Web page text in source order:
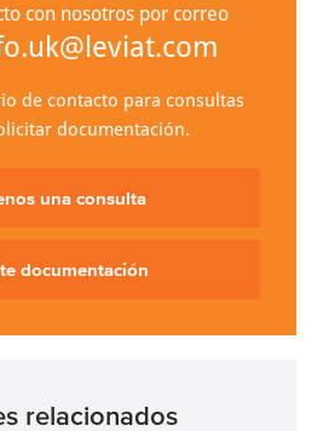
con nosotros por correo
de contacto para consultas
documentación.
una consulta
documentación
relacionados